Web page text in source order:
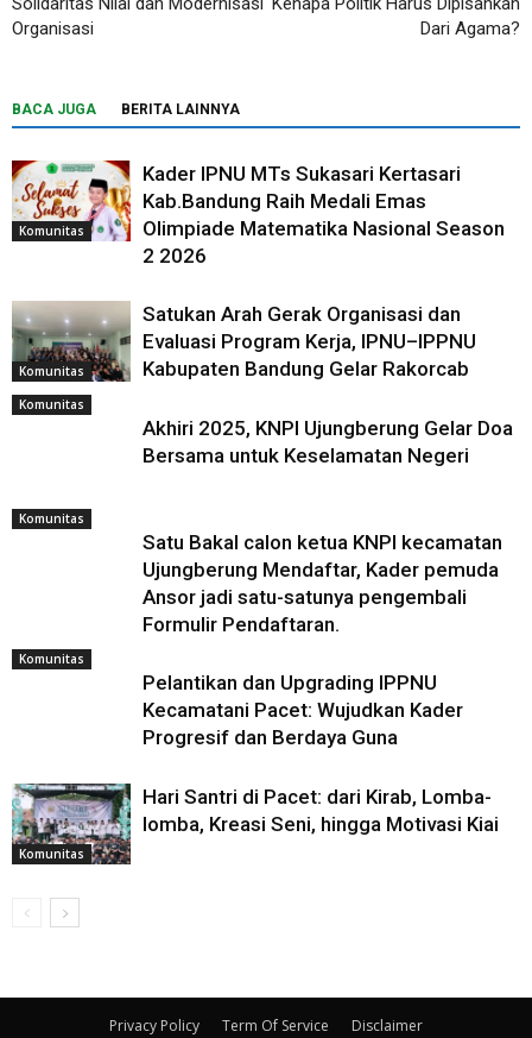
Organisasi
Dari Agama?
BACA JUGA BERITA LAINNYA
Komunitas
Kader IPNU MTs Sukasari Kertasari
Kab.Bandung Raih Medali Emas
Olimpiade Matematika Nasional Season
2 2026
Komunitas
Satukan Arah Gerak Organisasi dan
Evaluasi Program Kerja, IPNU–IPPNU
Kabupaten Bandung Gelar Rakorcab
Komunitas
Akhiri 2025, KNPI Ujungberung Gelar Doa
Bersama untuk Keselamatan Negeri
Komunitas
Satu Bakal calon ketua KNPI kecamatan
Ujungberung Mendaftar, Kader pemuda
Ansor jadi satu-satunya pengembali
Formulir Pendaftaran.
Komunitas
Pelantikan dan Upgrading IPPNU
Kecamatani Pacet: Wujudkan Kader
Progresif dan Berdaya Guna
Komunitas
Hari Santri di Pacet: dari Kirab, Lomba-
lomba, Kreasi Seni, hingga Motivasi Kiai
Privacy Policy Term Of Service Disclaimer